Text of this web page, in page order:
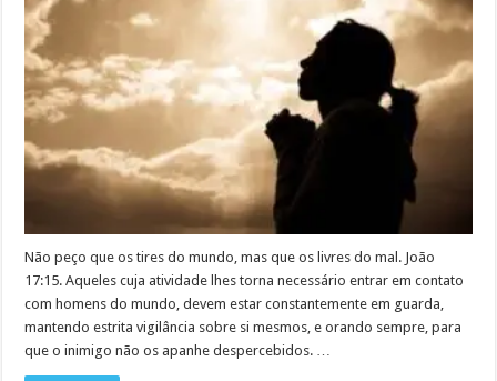
Não peço que os tires do mundo, mas que os livres do mal. João
17:15. Aqueles cuja atividade lhes torna necessário entrar em contato
com homens do mundo, devem estar constantemente em guarda,
mantendo estrita vigilância sobre si mesmos, e orando sempre, para
que o inimigo não os apanhe despercebidos. …